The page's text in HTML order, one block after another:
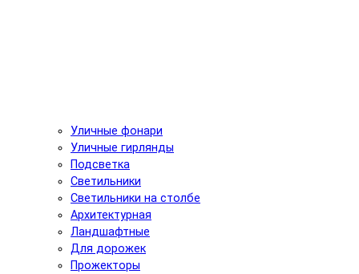
Уличные фонари
Уличные гирлянды
Подсветка
Светильники
Светильники на столбе
Архитектурная
Ландшафтные
Для дорожек
Прожекторы